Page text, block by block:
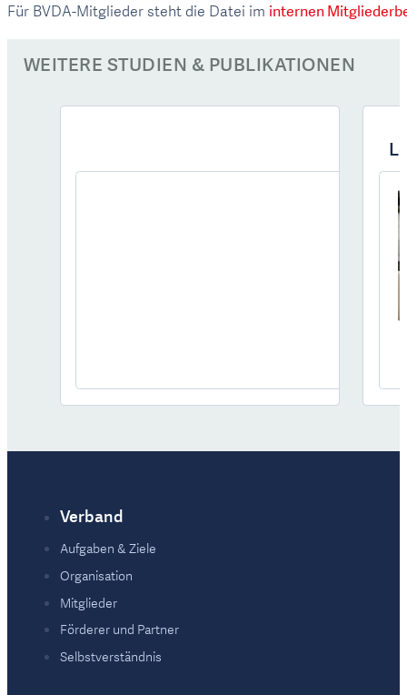
Für BVDA-Mitglieder steht die Datei im internen
WEITERE STUDIEN & PUBLIKATIONEN
FußzeileVerband
Aufgaben & Ziele
Organisation
Mitglieder
Förderer und Partner
Selbstverständnis